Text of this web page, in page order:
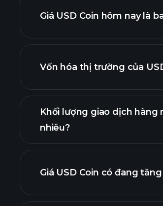
Giá USD Coin hôm nay là
Vốn hóa thị trường của
Khối lượng giao dịch hàng
nhiêu?
Giá USD Coin có đang